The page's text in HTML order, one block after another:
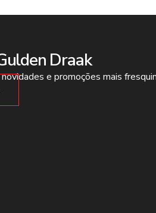
Draak
e promoções mais